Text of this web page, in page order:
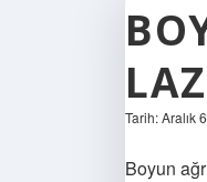
Tarih: Aralık
Boyun